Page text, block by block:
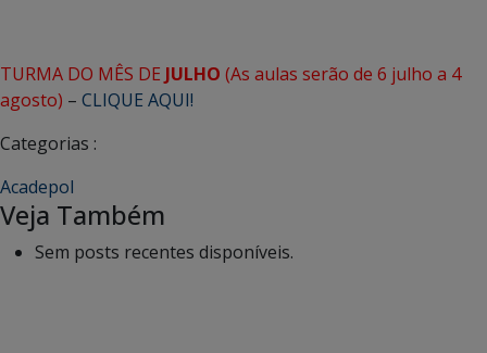
TURMA DO MÊS DE JULHO (As aulas serão de 6 julho a 4
agosto) – CLIQUE AQUI!
Categorias :
Acadepol
Veja Também
Sem posts recentes disponíveis.